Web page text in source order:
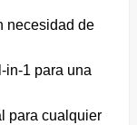
necesidad de
in-1 para una
para cualquier